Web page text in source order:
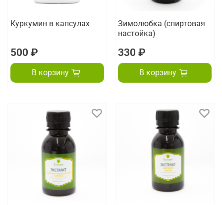
Куркумин в капсулах
500 ₽
В корзину
Зимолюбка (спиртовая
настойка)
330 ₽
В корзину